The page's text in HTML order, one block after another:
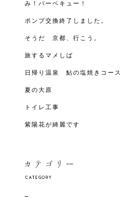
み！バーベキュー！
ポンプ交換終了しました。
そうだ 京都、行こう。
旅するマメしば
日帰り温泉 鮎の塩焼きコース
夏の大原
トイレ工事
紫陽花が綺麗です